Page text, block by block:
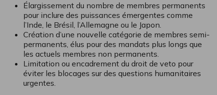
Élargissement du nombre de membres permanents
pour inclure des puissances émergentes comme
l’Inde, le Brésil, l’Allemagne ou le Japon.
Création d’une nouvelle catégorie de membres semi-
permanents, élus pour des mandats plus longs que
les actuels membres non permanents.
Limitation ou encadrement du droit de veto pour
éviter les blocages sur des questions humanitaires
urgentes.